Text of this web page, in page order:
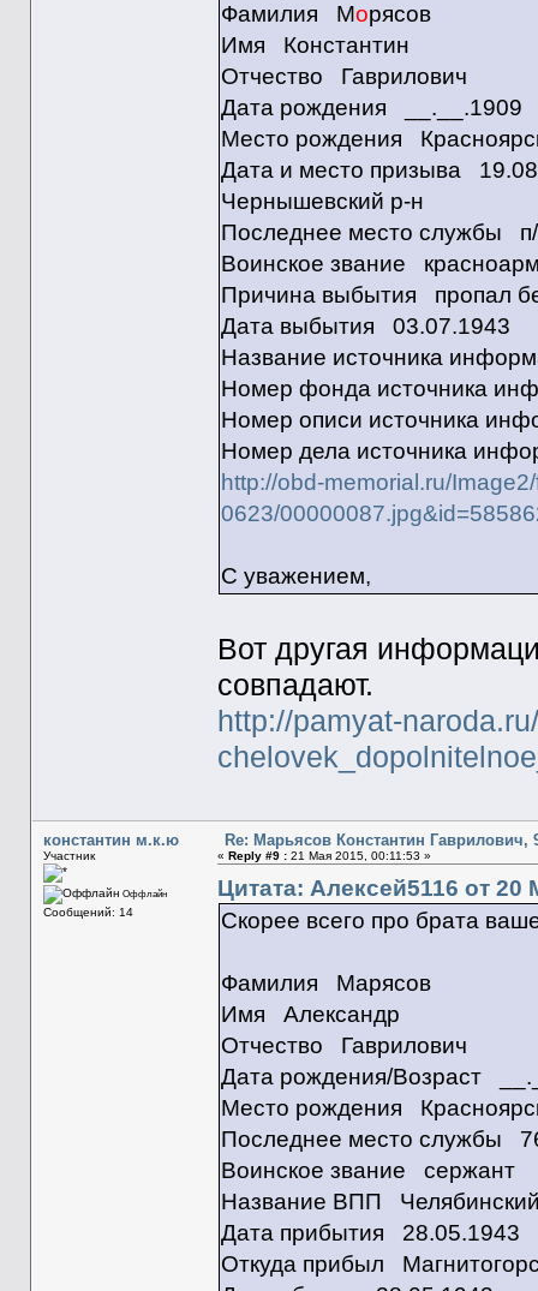
Фамилия Морясов
Имя Константин
Отчество Гаврилович
Дата рождения __.__.1909
Место рождения
Дата и место призыва
Чернышевский р-н
Последнее место службы
Воинское звание
Причина выбытия пропал
Дата выбытия 03.07.1943
Название источника
Номер фонда источника
Номер описи источника
Номер дела источника
http://obd-memorial.ru/
0623/
С уважением,
Вот другая
совпадают.
http://pamyat-
константин м.к.ю
Участник
Оффлайн
Сообщений: 14
Re: Марьясов Константин Гаврилович,
« Reply #9 :21 Мая 2015, 00:11:53 »
Цитата: Алексей5116 от 20
Скорее всего про брата
Фамилия Марясов
Имя Александр
Отчество Гаврилович
Дата рождения/Возраст
Место рождения
Последнее место службы
Воинское звание сержант
Название ВПП
Дата прибытия 28.05.1943
Откуда прибыл